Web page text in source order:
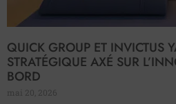
QUICK GROUP ET INVICTUS
STRATÉGIQUE AXÉ SUR
BORD
mai 20, 2026